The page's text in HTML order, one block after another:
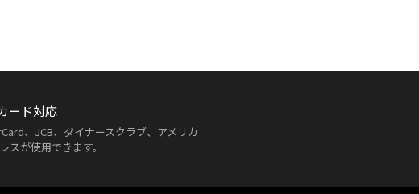
ード対応
、JCB、ダイナースクラブ、アメリカ
スが使用できます。